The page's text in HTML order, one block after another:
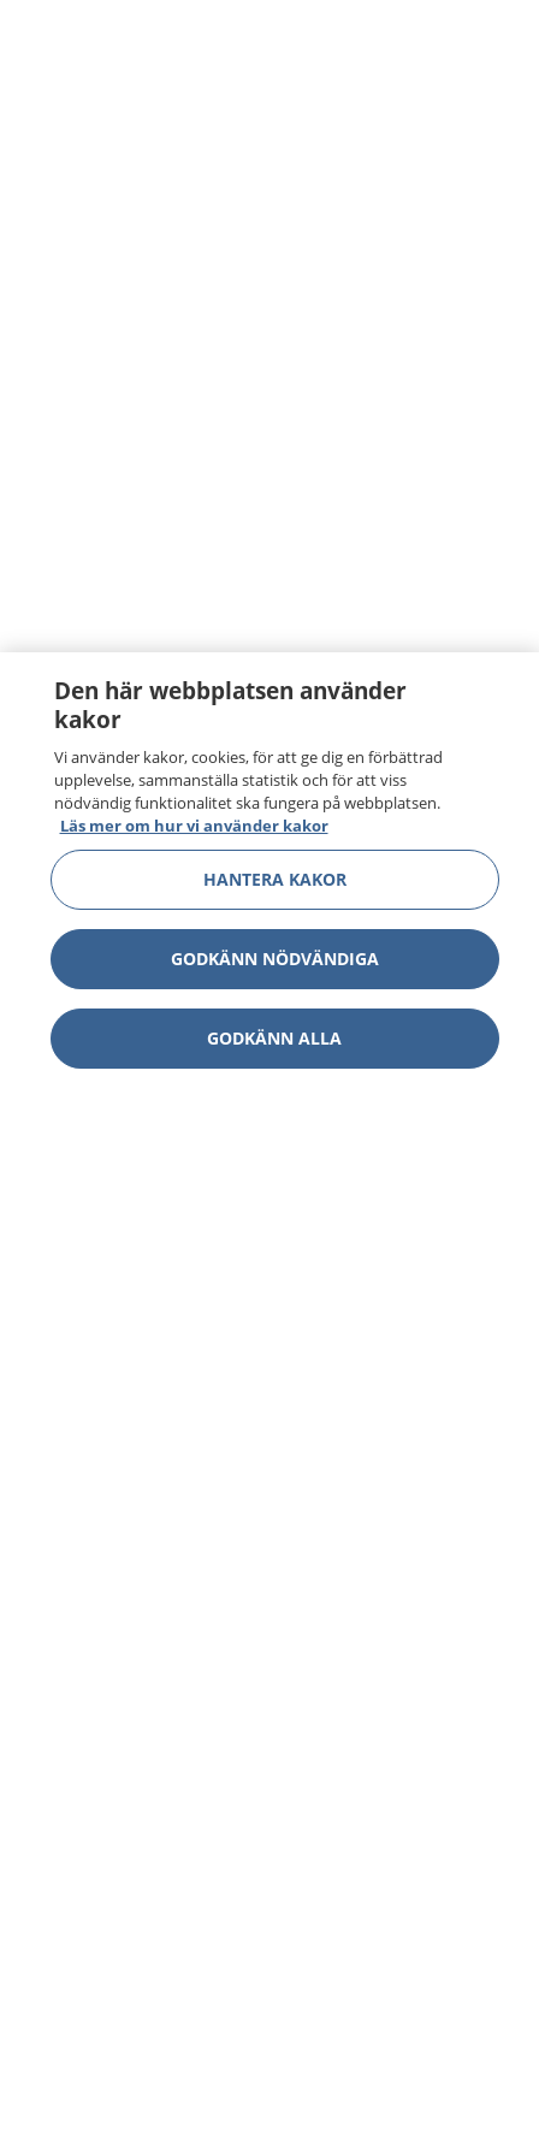
Den här webbplatsen använder
kakor
Vi använder kakor, cookies, för att ge dig en förbättrad
upplevelse, sammanställa statistik och för att viss
nödvändig funktionalitet ska fungera på webbplatsen.
Läs mer om hur vi använder kakor
HANTERA KAKOR
GODKÄNN NÖDVÄNDIGA
GODKÄNN ALLA